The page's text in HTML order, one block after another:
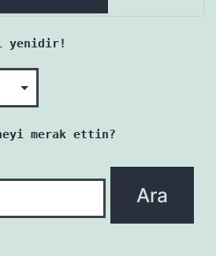
yenidir!
merak ettin?